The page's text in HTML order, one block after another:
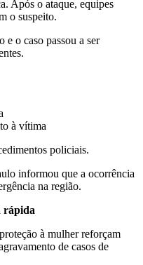
Após o ataque, equipes
o suspeito.
e o caso passou a ser
à vítima
policiais.
informou que a ocorrência
na região.
rápida
à mulher reforçam
de casos de